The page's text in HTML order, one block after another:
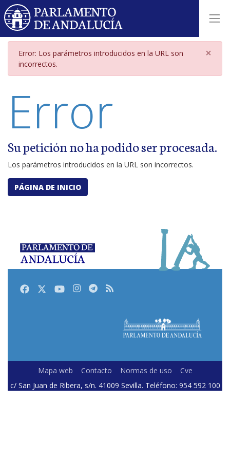
Página de error por parámetros
Error: Los parámetros introducidos en la URL son
incorrectos.
×
Error
Su petición no ha podido ser procesada.
Los parámetros introducidos en la URL son incorrectos.
PÁGINA DE INICIO
FacebookTwitterYoutubeInstagram
Telegram
RSS
Mapa web Contacto Normas de uso
Cve
c/ San Juan de Ribera, s/n. 41009 Sevilla. Teléfono: 954 592 100